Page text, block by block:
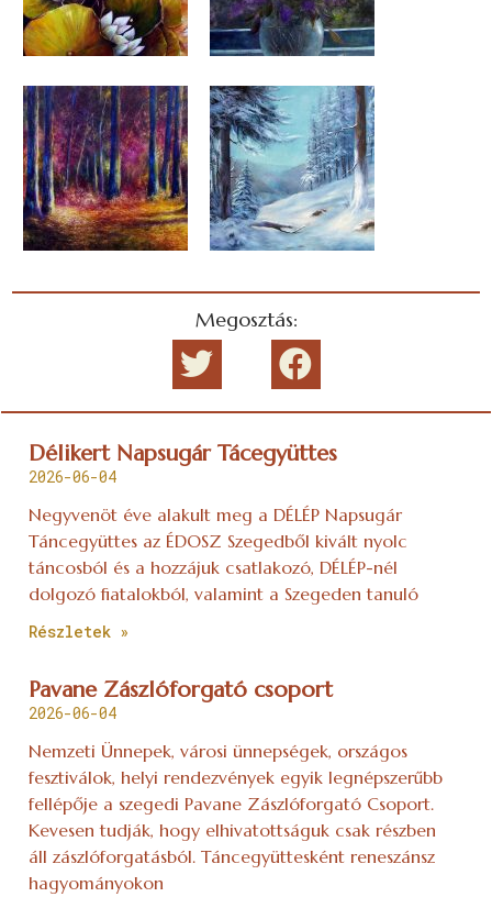
Megosztás:
Délikert Napsugár Tácegyüttes
2026-06-04
Negyvenöt éve alakult meg a DÉLÉP Napsugár
Táncegyüttes az ÉDOSZ Szegedből kivált nyolc
táncosból és a hozzájuk csatlakozó, DÉLÉP-nél
dolgozó fiatalokból, valamint a Szegeden tanuló
Részletek »
Pavane Zászlóforgató csoport
2026-06-04
Nemzeti Ünnepek, városi ünnepségek, országos
fesztiválok, helyi rendezvények egyik legnépszerűbb
fellépője a szegedi Pavane Zászlóforgató Csoport.
Kevesen tudják, hogy elhivatottságuk csak részben
áll zászlóforgatásból. Táncegyüttesként reneszánsz
hagyományokon